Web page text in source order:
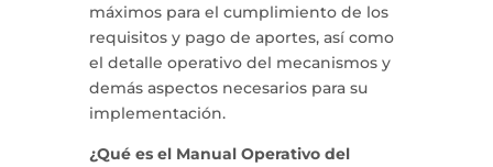
máximos para el cumplimiento de los
requisitos y pago de aportes, así como
el detalle operativo del mecanismos y
demás aspectos necesarios para su
implementación.
¿Qué es el Manual Operativo del